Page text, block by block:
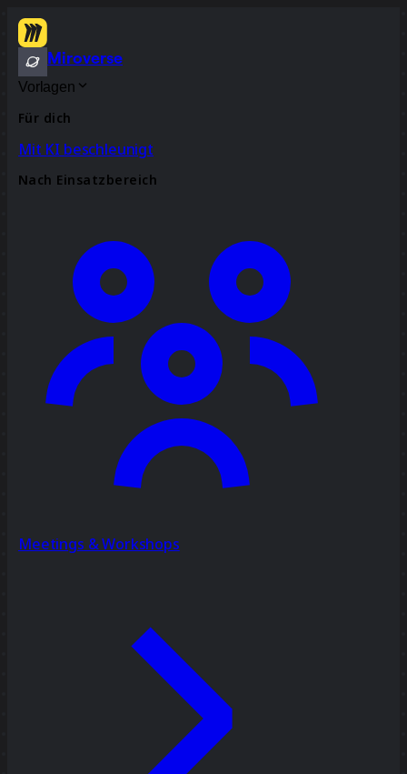
Miroverse
Vorlagen
Für dich
Mit KI beschleunigt
Nach Einsatzbereich
Meetings & Workshops